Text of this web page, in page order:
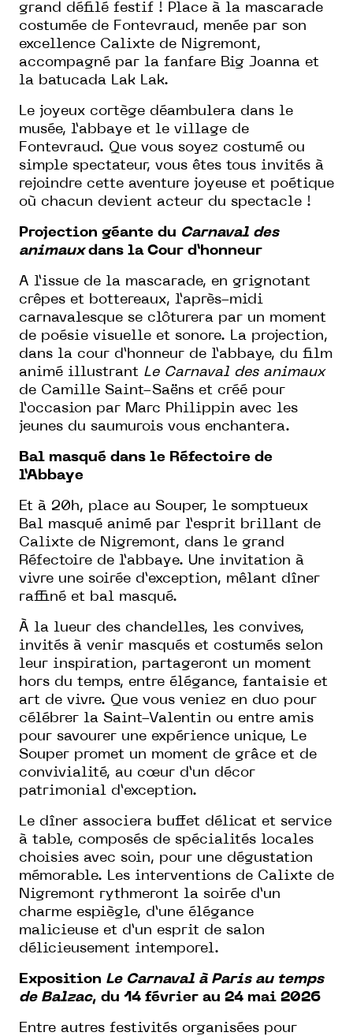
grand défilé festif ! Place à la mascarade
costumée de Fontevraud, menée par son
excellence Calixte de Nigremont,
accompagné par la fanfare Big Joanna et
la batucada Lak Lak.
Le joyeux cortège déambulera dans le
musée, l’abbaye et le village de
Fontevraud. Que vous soyez costumé ou
simple spectateur, vous êtes tous invités à
rejoindre cette aventure joyeuse et poétique
où chacun devient acteur du spectacle !
Projection géante du Carnaval des
animauxdans la Cour d’honneur
A l’issue de la mascarade, en grignotant
crêpes et bottereaux, l’après-midi
carnavalesque se clôturera par un moment
de poésie visuelle et sonore. La projection,
dans la cour d’honneur de l’abbaye, du film
animé illustrant Le Carnaval des animaux
de Camille Saint-Saëns et créé pour
l’occasion par Marc Philippin avec les
jeunes du saumurois vous enchantera.
Bal masqué dans le Réfectoire de
l’Abbaye
Et à 20h, place au Souper, le somptueux
Bal masqué animé par l’esprit brillant de
Calixte de Nigremont, dans le grand
Réfectoire de l’abbaye. Une invitation à
vivre une soirée d’exception, mêlant dîner
raffiné et bal masqué.
À la lueur des chandelles, les convives,
invités à venir masqués et costumés selon
leur inspiration, partageront un moment
hors du temps, entre élégance, fantaisie et
art de vivre. Que vous veniez en duo pour
célébrer la Saint-Valentin ou entre amis
pour savourer une expérience unique, Le
Souper promet un moment de grâce et de
convivialité, au cœur d’un décor
patrimonial d’exception.
Le dîner associera buffet délicat et service
à table, composés de spécialités locales
choisies avec soin, pour une dégustation
mémorable. Les interventions de Calixte de
Nigremont rythmeront la soirée d’un
charme espiègle, d’une élégance
malicieuse et d’un esprit de salon
délicieusement intemporel.
Exposition Le Carnaval à Paris au temps
de Balzac, du 14 février au 24 mai 2026
Entre autres festivités organisées pour